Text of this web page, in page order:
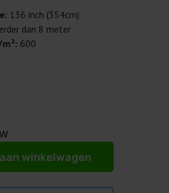
136 inch (354cm)
dan 8 meter
600
winkelwagen